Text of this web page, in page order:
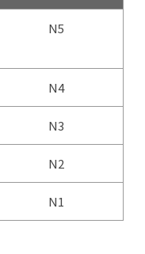
N5
N4
N3
N2
N1